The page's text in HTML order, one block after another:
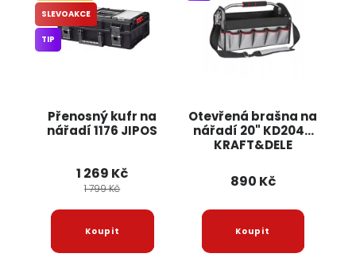
Přenosný kufr na
nářadí 1176 JIPOS
SLEVOAKCE
TIP
1 269 Kč
1 799 Kč
Otevřená brašna na
nářadí 20" KD2045
KRAFT&DELE
890 Kč